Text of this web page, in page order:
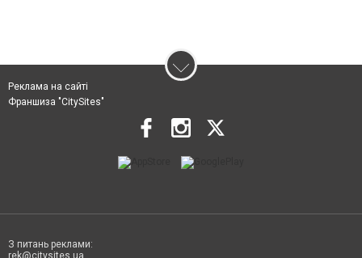
Реклама на сайті
Франшиза "CitySites"
З питань реклами:
rek@citysites.ua